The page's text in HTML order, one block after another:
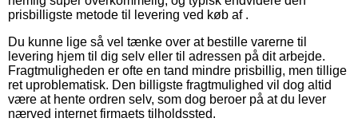
prisbilligste metode til levering ved køb af .
Du kunne lige så vel tænke over at bestille varerne til
levering hjem til dig selv eller til adressen på dit arbejde.
Fragtmuligheden er ofte en tand mindre prisbillig, men tillige
ret uproblematisk. Den billigste fragtmulighed vil dog altid
være at hente ordren selv, som dog beroer på at du lever
nærved internet firmaets tilholdssted.